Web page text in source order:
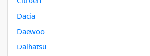
Dacia
Daewoo
Daihatsu